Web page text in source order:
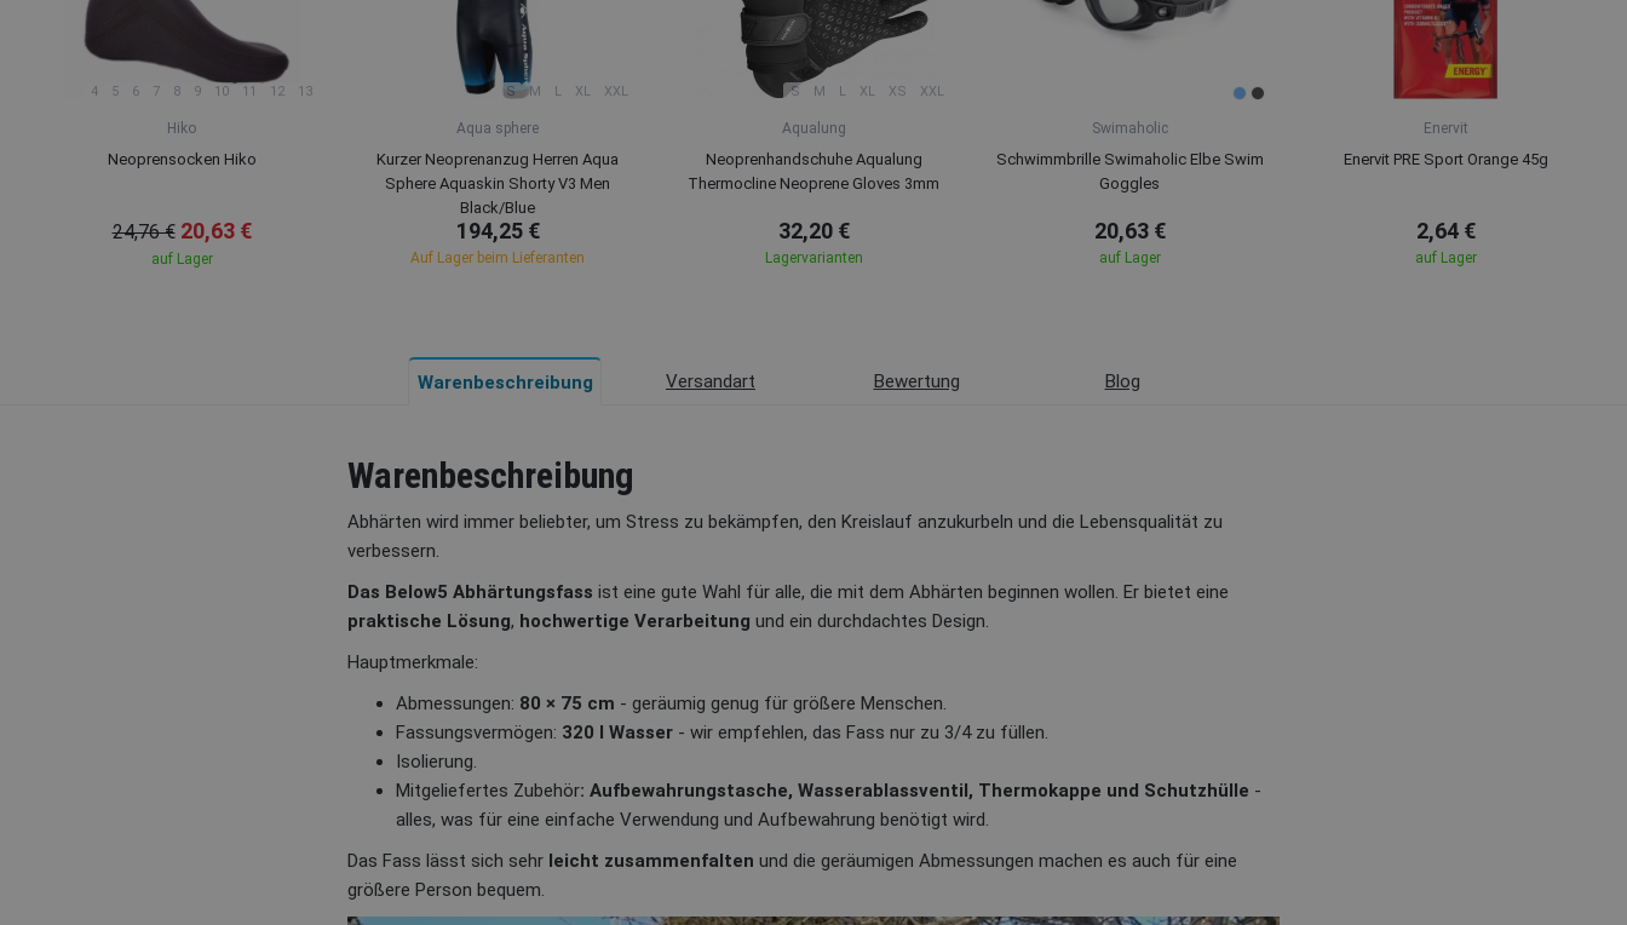
4 5 6 7 8 9 10 11 12 13
Hiko
Neoprensocken Hiko
24,76 € 20,63 €
auf Lager
S M L XL XXL
Aqua sphere
Kurzer Neoprenanzug Herren Aqua
Sphere Aquaskin Shorty V3 Men
Black/Blue
194,25 €
Auf Lager beim Lieferanten
S M L XL XS XXL
Aqualung
Neoprenhandschuhe Aqualung
Thermocline Neoprene Gloves 3mm
32,20 €
Lagervarianten
Swimaholic
Schwimmbrille Swimaholic Elbe Swim
Goggles
20,63 €
auf Lager
Enervit
Enervit PRE Sport Orange 45g
2,64 €
auf Lager
Warenbeschreibung Versandart Bewertung Blog
Warenbeschreibung
Abhärten wird immer beliebter, um Stress zu bekämpfen, den Kreislauf anzukurbeln und die Lebensqualität zu
verbessern.
Das Below5 Abhärtungsfass ist eine gute Wahl für alle, die mit dem Abhärten beginnen wollen. Er bietet eine
praktische Lösung, hochwertige Verarbeitung und ein durchdachtes Design.
Hauptmerkmale:
Abmessungen: 80 × 75 cm - geräumig genug für größere Menschen.
Fassungsvermögen: 320 l Wasser - wir empfehlen, das Fass nur zu 3/4 zu füllen.
Isolierung.
Mitgeliefertes Zubehör: Aufbewahrungstasche, Wasserablassventil, Thermokappe und Schutzhülle -
alles, was für eine einfache Verwendung und Aufbewahrung benötigt wird.
Das Fass lässt sich sehr leicht zusammenfalten und die geräumigen Abmessungen machen es auch für eine
größere Person bequem.